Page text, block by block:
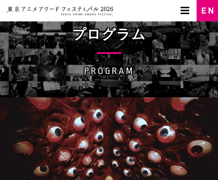
プログラム
PROGRAM